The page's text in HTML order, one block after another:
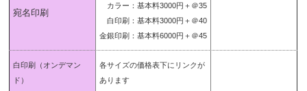
宛名印刷
カラー：基本料3000円＋＠35
白印刷：基本料3000円＋＠40
金銀印刷：基本料6000円＋＠45
白印刷
（オンデマン
ド）
各サイズの価格表下にリンクが
あります